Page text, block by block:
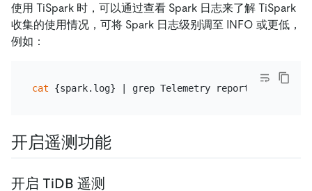
使用 TiSpark 时，可以通过查看 Spark 日志来了解 TiSpark
收集的使用情况，可将 Spark 日志级别调至 INFO 或更低，
例如：
cat {spark.log} | grep Telemetry report | tail
开启遥测功能
开启 TiDB 遥测